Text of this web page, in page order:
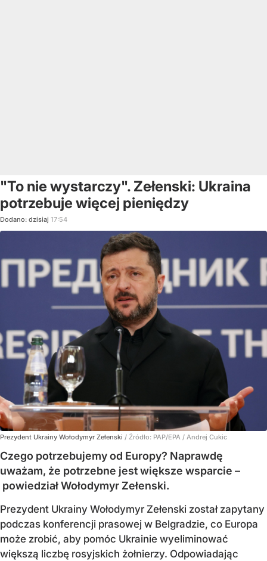
"To nie wystarczy". Zełenski: Ukraina
potrzebuje więcej pieniędzy
Dodano: dzisiaj 17:54
Prezydent Ukrainy Wołodymyr Zełenski / Źródło: PAP/EPA / Andrej Cukic
Czego potrzebujemy od Europy? Naprawdę
uważam, że potrzebne jest większe wsparcie –
powiedział Wołodymyr Zełenski.
Prezydent Ukrainy Wołodymyr Zełenski został zapytany
podczas konferencji prasowej w Belgradzie, co Europa
może zrobić, aby pomóc Ukrainie wyeliminować
większą liczbę rosyjskich żołnierzy. Odpowiadając